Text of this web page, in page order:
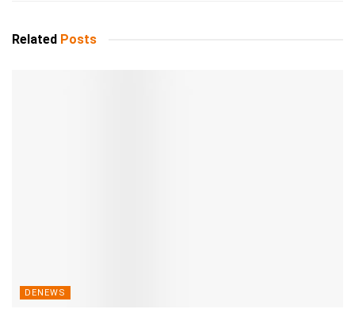
Related Posts
DENEWS